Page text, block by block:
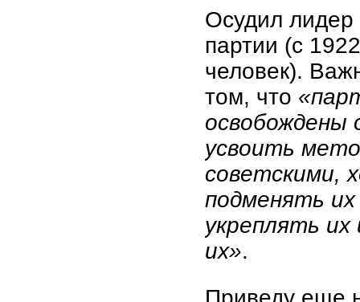
Осудил лидер
партии (с
человек).
том, что
усвоить
советскими,
подменять
укреплять их
их».